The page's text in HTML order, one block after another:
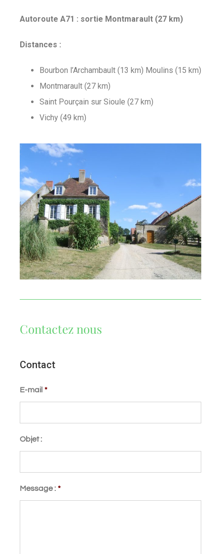
Autoroute A71 : sortie Montmarault (27 km)
Distances :
Bourbon l’Archambault (13 km) Moulins (15 km)
Montmarault (27 km)
Saint Pourçain sur Sioule (27 km)
Vichy (49 km)
Contactez nous
Contact
E-mail *
Objet :
Message : *